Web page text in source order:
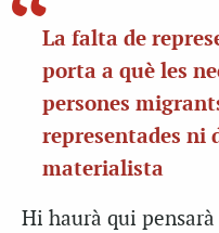
La falta de
porta a què les
persones
representades ni
materialista
Hi haurà qui